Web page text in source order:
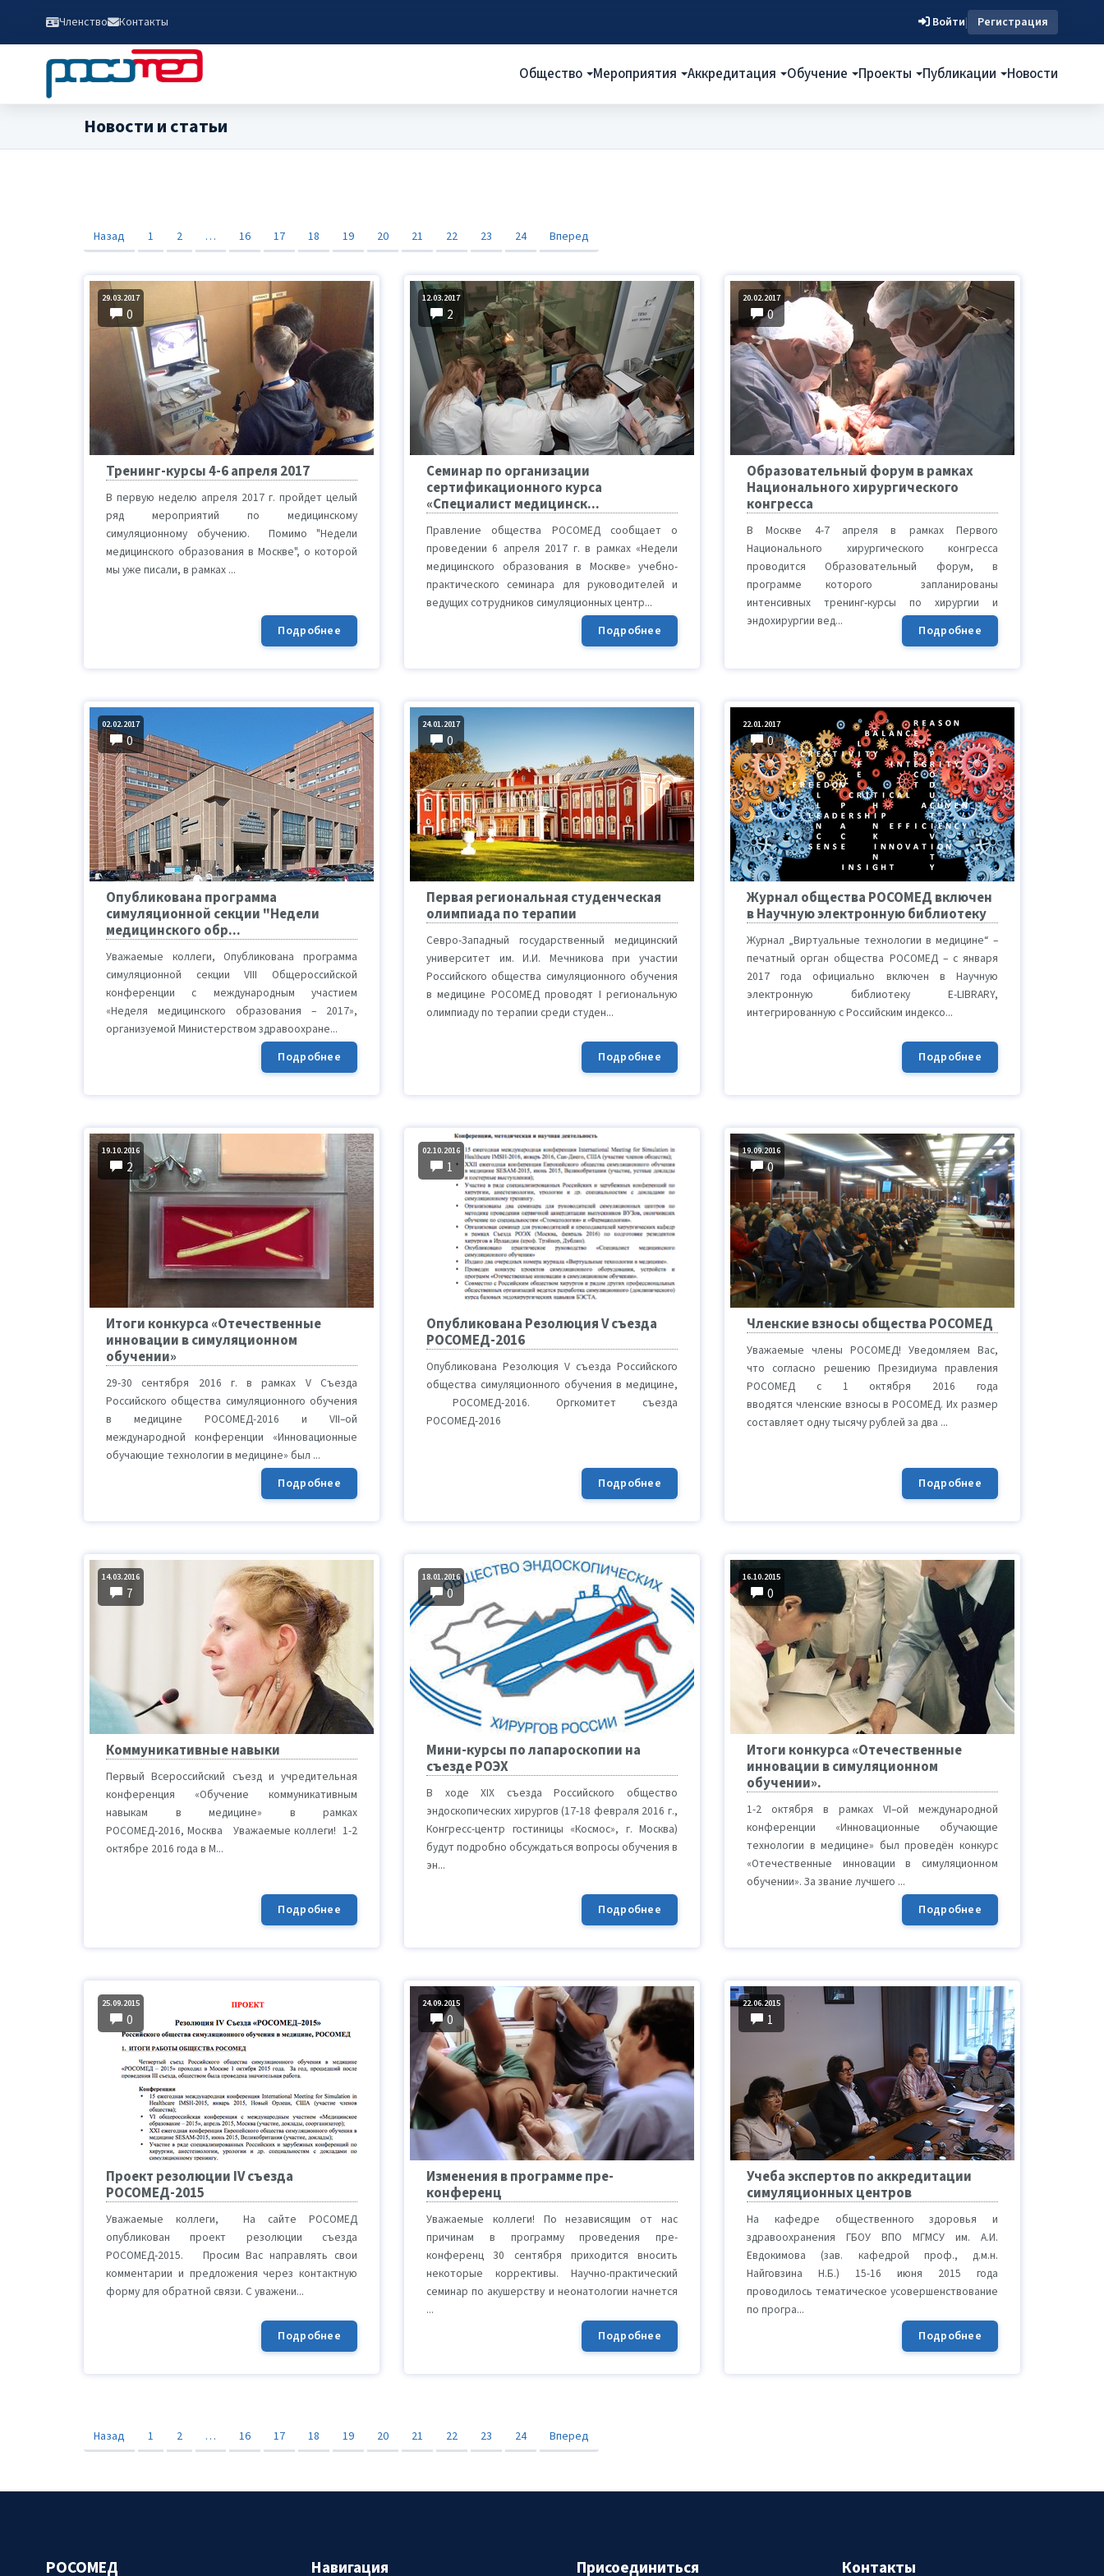
Членство Контакты Войти| Регистрация
Общество Мероприятия Аккредитация Обучение Проекты Публикации Новости
Новости и статьи
Назад 1 2 … 16 17 18 19 20 21 22 23 24 Вперед
29.03.2017
0
Тренинг-курсы 4-6 апреля 2017
В первую неделю апреля 2017 г. пройдет целый
ряд мероприятий по медицинскому
симуляционному обучению. Помимо "Недели
медицинского образования в Москве", о которой
мы уже писали, в рамках ...
Подробнее
12.03.2017
2
Семинар по организации
сертификационного курса
«Специалист медицинск...
Правление общества РОСОМЕД сообщает о
проведении 6 апреля 2017 г. в рамках «Недели
медицинского образования в Москве» учебно-
практического семинара для руководителей и
ведущих сотрудников симуляционных центр...
Подробнее
20.02.2017
0
Образовательный форум в рамках
Национального хирургического
конгресса
В Москве 4-7 апреля в рамках Первого
Национального хирургического конгресса
проводится Образовательный форум, в
программе которого запланированы
интенсивных тренинг-курсы по хирургии и
эндохирургии вед...
Подробнее
02.02.2017
0
Опубликована программа
симуляционной секции "Недели
медицинского обр...
Уважаемые коллеги, Опубликована программа
симуляционной секции VIII Общероссийской
конференции с международным участием
«Неделя медицинского образования – 2017»,
организуемой Министерством здравоохране...
Подробнее
24.01.2017
0
Первая региональная студенческая
олимпиада по терапии
Севро-Западный государственный медицинский
университет им. И.И. Мечникова при участии
Российского общества симуляционного обучения
в медицине РОСОМЕД проводят I региональную
олимпиаду по терапии среди студен...
Подробнее
22.01.2017
0
Журнал общества РОСОМЕД включен
в Научную электронную библиотеку
Журнал „Виртуальные технологии в медицине“ –
печатный орган общества РОСОМЕД – с января
2017 года официально включен в Научную
электронную библиотеку E-LIBRARY,
интегрированную с Российским индексо...
Подробнее
19.10.2016
2
Итоги конкурса «Отечественные
инновации в симуляционном
обучении»
29-30 сентября 2016 г. в рамках V Съезда
Российского общества симуляционного обучения
в медицине РОСОМЕД-2016 и VII–ой
международной конференции «Инновационные
обучающие технологии в медицине» был ...
Подробнее
02.10.2016
1
Опубликована Резолюция V съезда
РОСОМЕД-2016
Опубликована Резолюция V съезда Российского
общества симуляционного обучения в медицине,
РОСОМЕД-2016. Оргкомитет съезда
РОСОМЕД-2016
Подробнее
19.09.2016
0
Членские взносы общества РОСОМЕД
Уважаемые члены РОСОМЕД! Уведомляем Вас,
что согласно решению Президиума правления
РОСОМЕД с 1 октября 2016 года
вводятся членские взносы в РОСОМЕД. Их размер
составляет одну тысячу рублей за два ...
Подробнее
14.03.2016
7
Коммуникативные навыки
Первый Всероссийский съезд и учредительная
конференция «Обучение коммуникативным
навыкам в медицине» в рамках
РОСОМЕД-2016, Москва Уважаемые коллеги! 1-2
октябре 2016 года в М...
Подробнее
18.01.2016
0
Мини-курсы по лапароскопии на
съезде РОЭХ
В ходе XIX съезда Российского общество
эндоскопических хирургов (17-18 февраля 2016 г.,
Конгресс-центр гостиницы «Космос», г. Москва)
будут подробно обсуждаться вопросы обучения в
эн...
Подробнее
16.10.2015
0
Итоги конкурса «Отечественные
инновации в симуляционном
обучении».
1-2 октября в рамках VI–ой международной
конференции «Инновационные обучающие
технологии в медицине» был проведён конкурс
«Отечественные инновации в симуляционном
обучении». За звание лучшего ...
Подробнее
25.09.2015
0
Проект резолюции IV съезда
РОСОМЕД-2015
Уважаемые коллеги, На сайте РОСОМЕД
опубликован проект резолюции съезда
РОСОМЕД-2015. Просим Вас направлять свои
комментарии и предложения через контактную
форму для обратной связи. С уважени...
Подробнее
24.09.2015
0
Изменения в программе пре-
конференц
Уважаемые коллеги! По независящим от нас
причинам в программу проведения пре-
конференц 30 сентября приходится вносить
некоторые коррективы. Научно-практический
семинар по акушерству и неонатологии начнется
...
Подробнее
22.06.2015
1
Учеба экспертов по аккредитации
симуляционных центров
На кафедре общественного здоровья и
здравоохранения ГБОУ ВПО МГМСУ им. А.И.
Евдокимова (зав. кафедрой проф., д.м.н.
Найговзина Н.Б.) 15-16 июня 2015 года
проводилось тематическое усовершенствование
по програ...
Подробнее
Назад 1 2 … 16 17 18 19 20 21 22 23 24 Вперед
РОСОМЕД Навигация Присоединиться Контакты